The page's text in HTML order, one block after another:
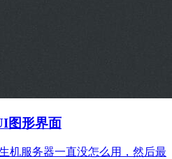
图形界面
机服务器一直没怎么用，然后最